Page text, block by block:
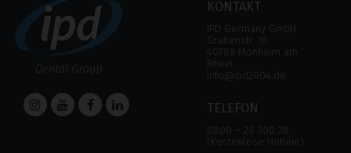
KONTAKT
IPD Germany GmbH
Grabenstr. 18
40789 Monheim am
Rhein
info@ipd2004.de
TELEFON
0800 – 28 300 28
(Kostenlose Hotline)